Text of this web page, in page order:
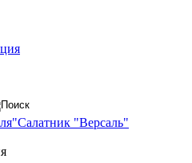
Салатник "Версаль"